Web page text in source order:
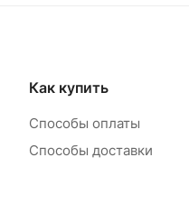
Как купить
Способы оплаты
Способы доставки